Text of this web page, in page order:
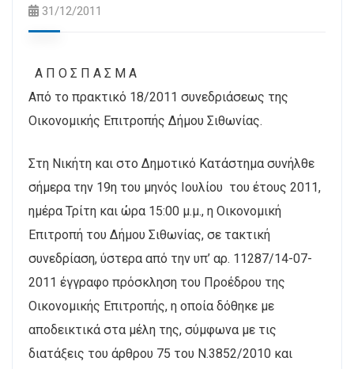
31/12/2011
A Π Ο Σ Π Α Σ Μ Α
Από το πρακτικό 18/2011 συνεδριάσεως της
Οικονομικής Επιτροπής Δήμου Σιθωνίας.
Στη Νικήτη και στο Δημοτικό Κατάστημα συνήλθε
σήμερα την 19η του μηνός Ιουλίου του έτους 2011,
ημέρα Τρίτη και ώρα 15:00 μ.μ., η Οικονομική
Επιτροπή του Δήμου Σιθωνίας, σε τακτική
συνεδρίαση, ύστερα από την υπ’ αρ. 11287/14-07-
2011 έγγραφο πρόσκληση του Προέδρου της
Οικονομικής Επιτροπής, η οποία δόθηκε με
αποδεικτικά στα μέλη της, σύμφωνα με τις
διατάξεις του άρθρου 75 του Ν.3852/2010 και